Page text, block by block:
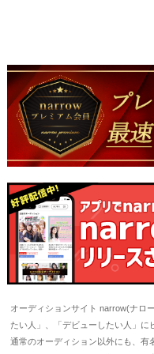
オーディションサイト narrow(ナロ
たい人」、「デビューしたい人」に
通常のオーディション以外にも、有